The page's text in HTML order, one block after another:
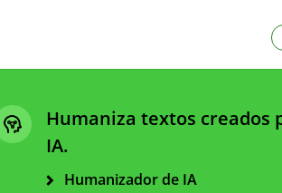
Humaniza textos creados
IA.
Humanizador de IA